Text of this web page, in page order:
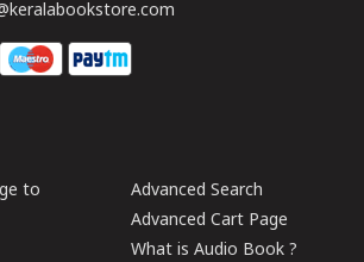
to
Advanced Search
Advanced Cart Page
What is Audio Book ?